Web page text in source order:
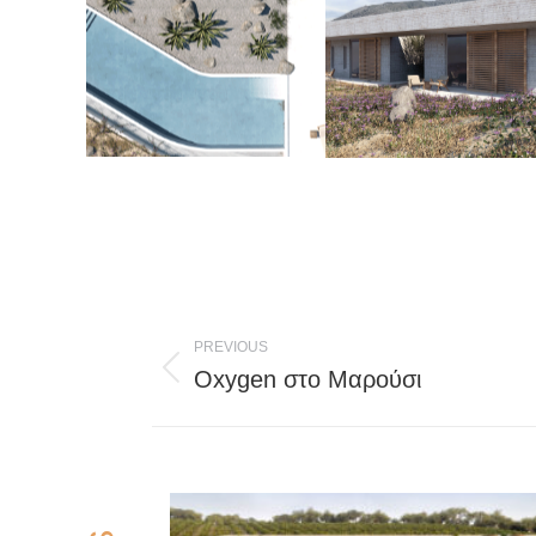
navigation
PREVIOUS
Previous
Oxygen στο Μαρούσι